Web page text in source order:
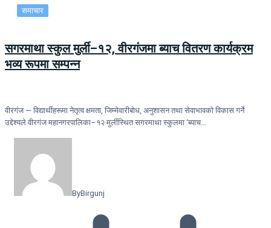
समाचार
सगरमाथा स्कुल मुर्ली–१२, वीरगंजमा ब्याच वितरण कार्यक्रम
भव्य रूपमा सम्पन्न
वीरगंज — विद्यार्थीहरूमा नेतृत्व क्षमता, जिम्मेवारीबोध, अनुशासन तथा सेवाभावको विकास गर्ने
उद्देश्यले वीरगंज महानगरपालिका–१२ मुर्लीस्थित सगरमाथा स्कुलमा ‘ब्याच…
ByBirgunj